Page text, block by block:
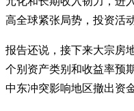
高全球紧张局势，投资活
报告还说，接下来大宗房
个别资产类别和收益率预
中东冲突影响地区撤出资